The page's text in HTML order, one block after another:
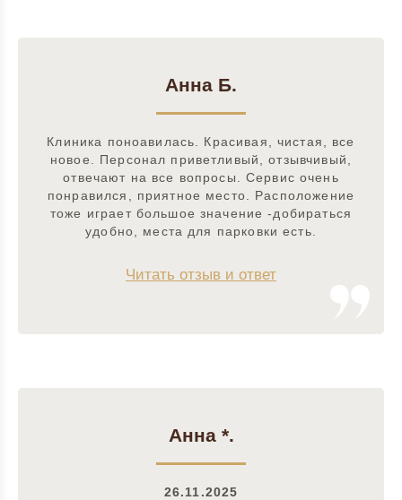
Анна Б.
Клиника поноавилась. Красивая, чистая, все
новое. Персонал приветливый, отзывчивый,
отвечают на все вопросы. Сервис очень
понравился, приятное место. Расположение
тоже играет большое значение -добираться
удобно, места для парковки есть.
Читать отзыв и ответ
Анна *.
26.11.2025